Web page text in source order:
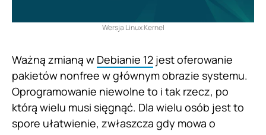
Wersja Linux Kernel
Ważną zmianą w Debianie 12 jest oferowanie
pakietów nonfree w głównym obrazie systemu.
Oprogramowanie niewolne to i tak rzecz, po
którą wielu musi sięgnąć. Dla wielu osób jest to
spore ułatwienie, zwłaszcza gdy mowa o